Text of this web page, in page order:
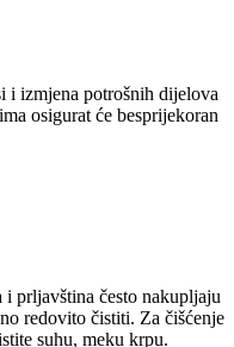
i izmjena potrošnih dijelova
osigurat će besprijekoran
i prljavština često nakupljaju
redovito čistiti. Za čišćenje
suhu, meku krpu.